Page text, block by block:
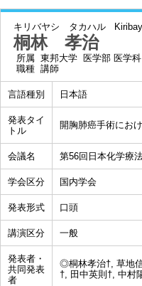
キリバヤシ タカハル
桐林 孝治
所属 東邦大学 医学部 医学科
職種 講師
言語種別 日本語
発表タイ
トル
開胸肺癌手術にお
会議名 第56回日本化学療
学会区分 国内学会
発表形式 口頭
講演区分 一般
発表者・
共同発表
者
◎桐林孝治†, 草地
†, 田中英則†, 中村